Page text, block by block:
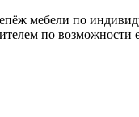
мебели по
по возможности